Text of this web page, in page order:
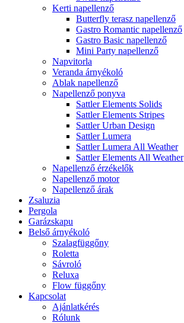
Kerti napellenző
Butterfly terasz napellenző
Gastro Romantic napellenző
Gastro Basic napellenző
Mini Party napellenző
Napvitorla
Veranda árnyékoló
Ablak napellenző
Napellenző ponyva
Sattler Elements Solids
Sattler Elements Stripes
Sattler Urban Design
Sattler Lumera
Sattler Lumera All Weather
Sattler Elements All Weather
Napellenző érzékelők
Napellenző motor
Napellenző árak
Zsaluzia
Pergola
Garázskapu
Belső árnyékoló
Szalagfüggőny
Roletta
Sávroló
Reluxa
Flow függőny
Kapcsolat
Ajánlatkérés
Rólunk